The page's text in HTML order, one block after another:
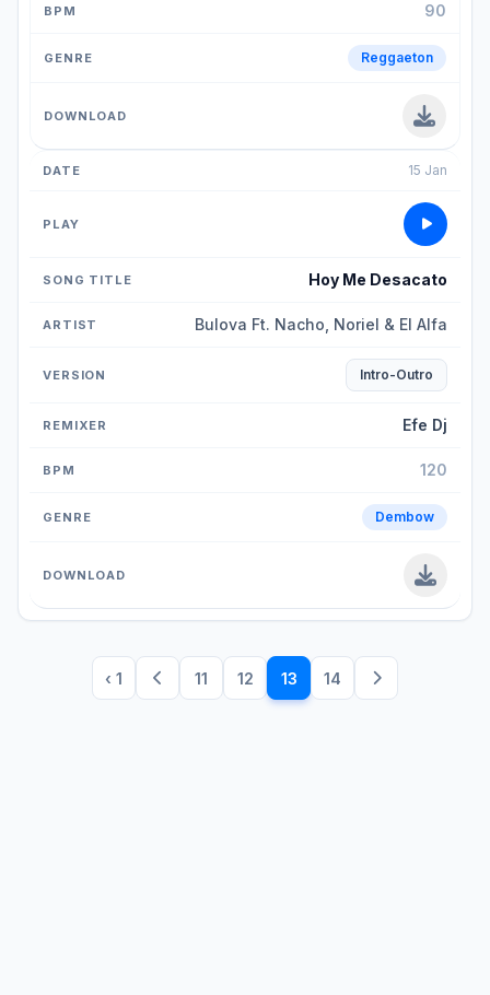
90
Reggaeton
15 Jan
Hoy Me Desacato
Bulova Ft. Nacho, Noriel & El Alfa
Intro-Outro
Efe Dj
120
Dembow
‹ 1 11 12 13 14